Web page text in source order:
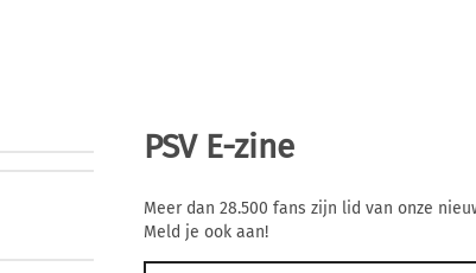
PSV E-zine
Meer dan 28.500 fans zijn lid van onze
Meld je ook aan!